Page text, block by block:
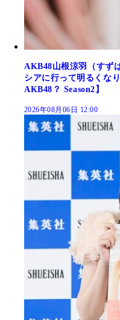
AKB48山根涼羽（すず
シアに行って明るくな
AKB48？ Season2】
2026年08月06日 12:00